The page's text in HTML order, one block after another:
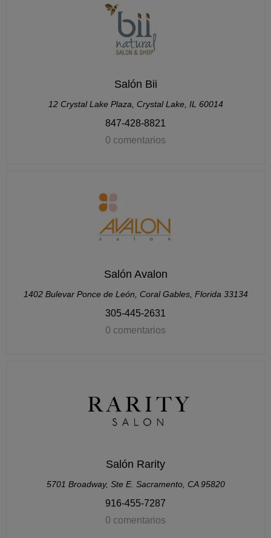
Salón Bii
12 Crystal Lake Plaza, Crystal Lake, IL 60014
847-428-8821
0 comentarios
Salón Avalon
1402 Bulevar Ponce de León, Coral Gables, Florida 33134
305-445-2631
0 comentarios
Salón Rarity
5701 Broadway, Ste E. Sacramento, CA 95820
916-455-7287
0 comentarios